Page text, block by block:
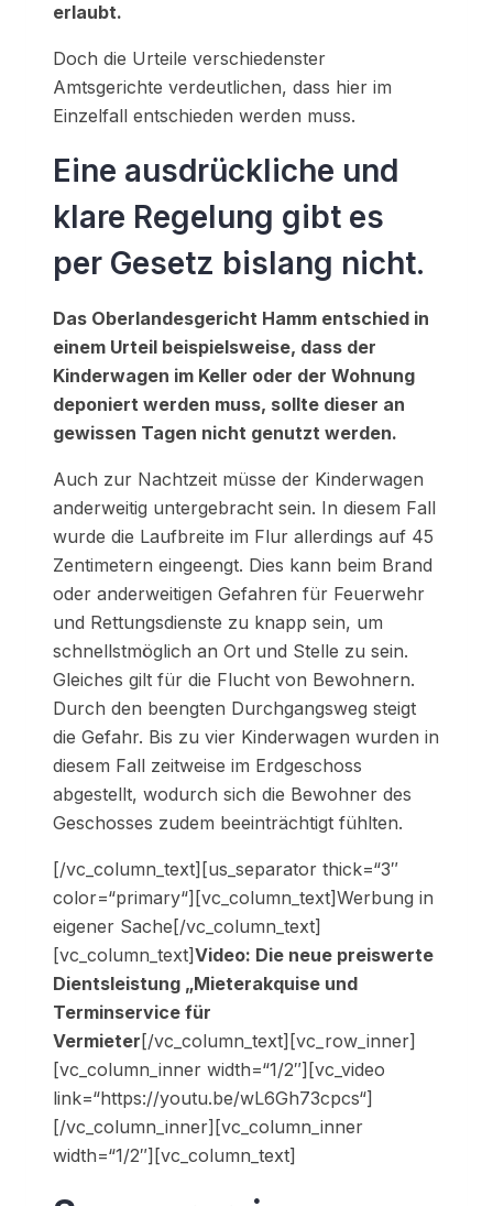
erlaubt.
Doch die Urteile verschiedenster
Amtsgerichte verdeutlichen, dass hier im
Einzelfall entschieden werden muss.
Eine ausdrückliche und
klare Regelung gibt es
per Gesetz bislang nicht.
Das Oberlandesgericht Hamm entschied in
einem Urteil beispielsweise, dass der
Kinderwagen im Keller oder der Wohnung
deponiert werden muss, sollte dieser an
gewissen Tagen nicht genutzt werden.
Auch zur Nachtzeit müsse der Kinderwagen
anderweitig untergebracht sein. In diesem Fall
wurde die Laufbreite im Flur allerdings auf 45
Zentimetern eingeengt. Dies kann beim Brand
oder anderweitigen Gefahren für Feuerwehr
und Rettungsdienste zu knapp sein, um
schnellstmöglich an Ort und Stelle zu sein.
Gleiches gilt für die Flucht von Bewohnern.
Durch den beengten Durchgangsweg steigt
die Gefahr. Bis zu vier Kinderwagen wurden in
diesem Fall zeitweise im Erdgeschoss
abgestellt, wodurch sich die Bewohner des
Geschosses zudem beeinträchtigt fühlten.
[/vc_column_text][us_separator thick=“3″
color=“primary“][vc_column_text]Werbung in
eigener Sache[/vc_column_text]
[vc_column_text]Video: Die neue preiswerte
Dientsleistung „Mieterakquise und
Terminservice für
Vermieter [/vc_column_text][vc_row_inner]
[vc_column_inner width=“1/2″][vc_video
link=“https://youtu.be/wL6Gh73cpcs“]
[/vc_column_inner][vc_column_inner
width=“1/2″][vc_column_text]